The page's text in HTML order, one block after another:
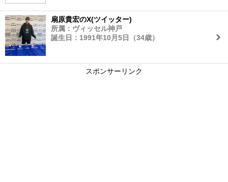
扇原貴宏のX(ツイッター)
所属：ヴィッセル神戸
誕生日：1991年10月5日（34歳）
スポンサーリンク